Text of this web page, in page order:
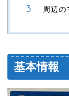
周辺の
基本情報